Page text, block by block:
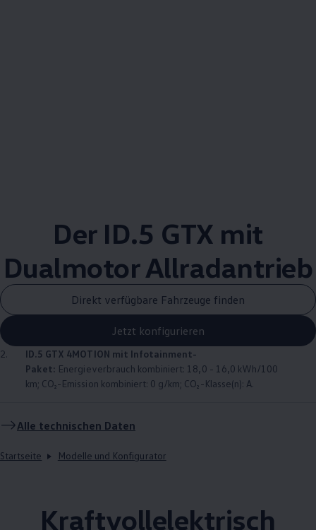
Der ID.5 GTX mit
DualmotorAllradantrieb
Direkt verfügbare Fahrzeuge finden
Jetzt konfigurieren
2. ID.5 GTX 4MOTION mit Infotainment-
Paket: Energieverbrauch kombiniert: 18,0 - 16,0 kWh/100
km; CO₂-Emission kombiniert: 0 g/km; CO₂-Klasse(n): A.
Alle technischen Daten
Startseite Modelle und Konfigurator
Kraftvollelektrisch